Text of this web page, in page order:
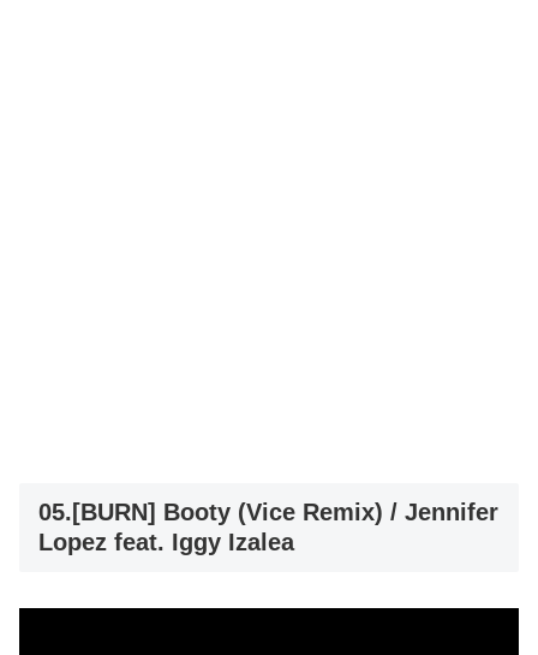
05.[BURN] Booty (Vice Remix) / Jennifer
Lopez feat. Iggy Izalea